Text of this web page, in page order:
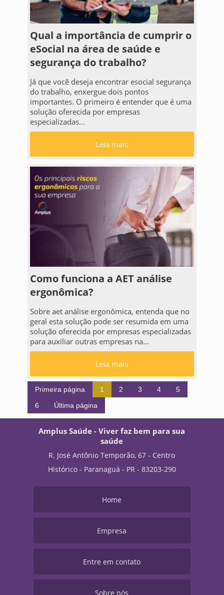
Qual a importância de cumprir o
eSocial na área de saúde e
segurança do trabalho?
Já que você deseja encontrar esocial segurança
do trabalho, enxergue dois pontos
importantes. O primeiro é entender que é uma
solução oferecida por empresas
especializadas...
Leia mais
Como funciona a AET análise
ergonômica?
Sobre aet análise ergonômica, entenda que no
geral esta solução pode ser resumida em uma
solução oferecida por empresas especializadas
para auxiliar outras empresas na...
Leia mais
Primeira página 1 2 3 4
5
6
Última página
Amplus Saúde - Viver faz bem para sua
saúde
R. José Antônio Temporão, 67 - Centro
Histórico - Paranaguá - PR - 83203-290
Home
Empresa
Entre em contato
Sobre nós